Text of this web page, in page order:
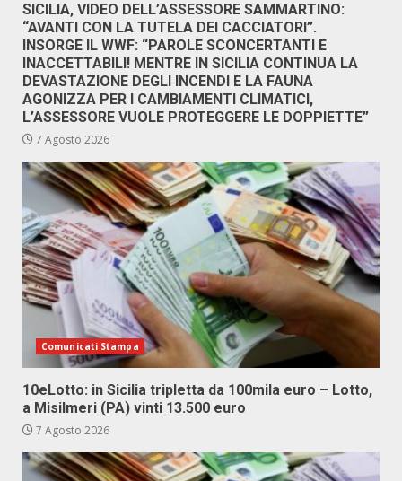
SICILIA, VIDEO DELL’ASSESSORE SAMMARTINO:
“AVANTI CON LA TUTELA DEI CACCIATORI”.
INSORGE IL WWF: “PAROLE SCONCERTANTI E
INACCETTABILI! MENTRE IN SICILIA CONTINUA LA
DEVASTAZIONE DEGLI INCENDI E LA FAUNA
AGONIZZA PER I CAMBIAMENTI CLIMATICI,
L’ASSESSORE VUOLE PROTEGGERE LE DOPPIETTE”
7 Agosto 2026
Comunicati Stampa
10eLotto: in Sicilia tripletta da 100mila euro – Lotto,
a Misilmeri (PA) vinti 13.500 euro
7 Agosto 2026